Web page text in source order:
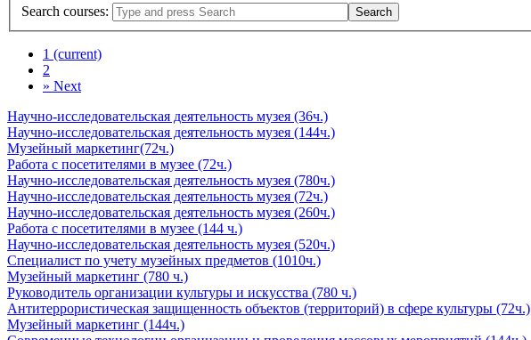
Search courses:
1 (current)
2
» Next
Научно-исследовательская деятельность музея (36ч.)
Научно-исследовательская деятельность музея (144ч.)
Музейный маркетинг(72ч.)
Работа с посетителями в музее (72ч.)
Научно-исследовательская деятельность музея (780ч.)
Научно-исследовательская деятельность музея (72ч.)
Научно-исследовательская деятельность музея (260ч.)
Работа с посетителями в музее (144 ч.)
Научно-исследовательская деятельность музея (520ч.)
Специалист по учету музейных предметов (1010ч.)
Музейный маркетинг (780 ч.)
Руководитель организации культуры и искусства (780 ч.)
Антитеррористическая защищенность объектов (территорий) в сфере культуры (72ч.)
Музейный маркетинг (144ч.)